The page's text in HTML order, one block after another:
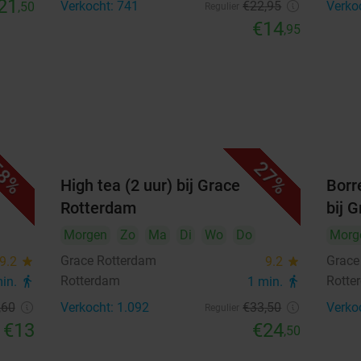
,50 Verkocht: 741 €22,95
€14,95
9.2 star
directions_walk
€13
27%
High tea (2 uur) bij Grace
Rotterdam
Morgen Zo Ma Di Wo
Do
Grace Rotterdam
9.2 star
Rotterdam 1 min. directions_walk
Verkocht: 1.092 €33,50
€24,50
bij